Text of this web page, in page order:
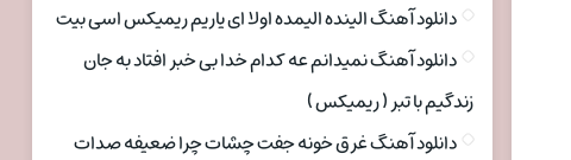
دانلود آهنگ الینده الیمده اولا ای یاریم ریمیکس اسی بیت
دانلود آهنگ نمیدانم عه کدام خدا بی خبر افتاد به جان
زندگیم با تبر ( ریمیکس )
دانلود آهنگ غرق خونه جفت چشات چرا ضعیفه صدات